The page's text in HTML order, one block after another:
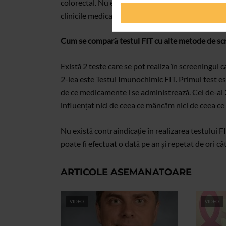
colorectal. Nu există o procedură de pregătire
clinicile medicale
și se poate
Cum se compară testul FIT cu alte metode de
Există 2 teste care se pot realiza în screeningul
2-lea este Testul Imunochimic FIT. Primul test
de ce medicamente i se administrează. Cel de-
influențat nici de ceea ce mâncăm nici de ceea
Nu există contraindicație în realizarea testului
poate fi efectuat o dată pe an și repetat de ori
ARTICOLE ASEMANATOARE
VIDEO VIDEO